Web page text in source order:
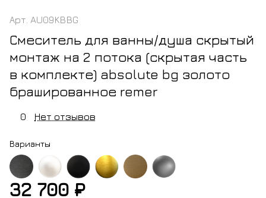
Арт. AU09KBBG
Смеситель для ванны/душа скрытый
монтаж на 2 потока (скрытая часть
в комплекте) absolute bg золото
брашированное remer
0 Нет отзывов
Варианты
белыйчерныйзолото
32 700 ₽